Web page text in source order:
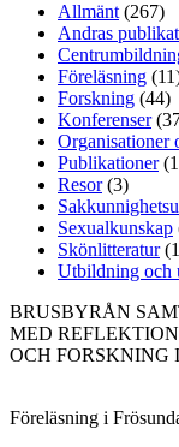
Allmänt (267)
Andras
Föreläsning
Forskning (44)
Konferenser
Organisationer
Publikationer
Resor(3)
Sexualkunskap
Skönlitteratur
Utbildning och
BRUSBYRÅN
MED
OCH FORSKNING
Föreläsning i